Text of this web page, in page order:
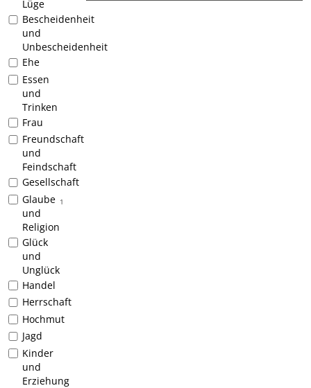
Lüge
Bescheidenheit
und
Unbescheidenheit
Ehe
Essen
und
Trinken
Frau
Freundschaft
und
Feindschaft
Gesellschaft
1
Glaube
und
Religion
Glück
und
Unglück
Handel
Herrschaft
Hochmut
Jagd
Kinder
und
Erziehung